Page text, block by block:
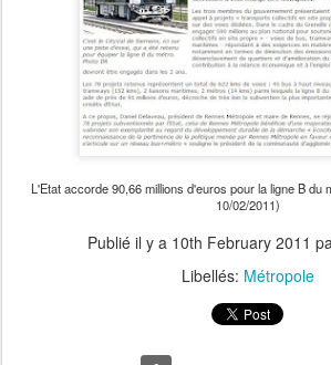
L'Etat accorde 90,66 millions d'euros pour la ligne B du
10/02/2011)
Publié il y a 10th February 2011
Libellés: Métropole